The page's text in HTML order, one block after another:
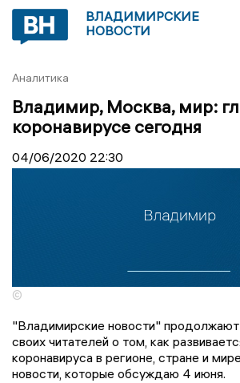
ВЛАДИМИРСКИЕ
НОВОСТИ
Аналитика
Владимир, Москва, мир:
коронавирусе сегодня
04/06/2020 22:30
©
"Владимирские новости"
своих читателей о том, как
коронавируса в регионе, стране и
новости, которые обсуждаю 4 июня.